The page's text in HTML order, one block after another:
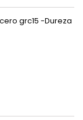
grc15 -Dureza